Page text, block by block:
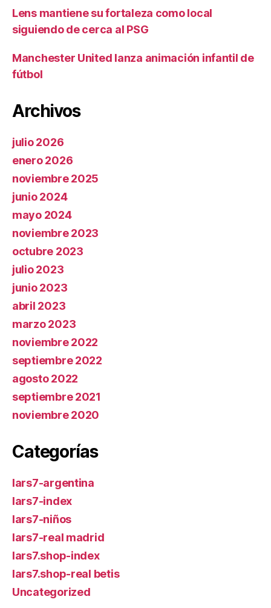
Lens mantiene su fortaleza como local
siguiendo de cerca al PSG
Manchester United lanza animación infantil de
fútbol
Archivos
julio 2026
enero 2026
noviembre 2025
junio 2024
mayo 2024
noviembre 2023
octubre 2023
julio 2023
junio 2023
abril 2023
marzo 2023
noviembre 2022
septiembre 2022
agosto 2022
septiembre 2021
noviembre 2020
Categorías
lars7-argentina
lars7-index
lars7-niños
lars7-real madrid
lars7.shop-index
lars7.shop-real betis
Uncategorized